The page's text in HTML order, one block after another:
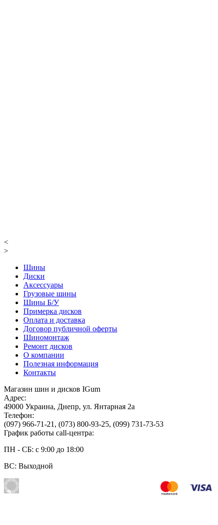
<
>
Шины
Диски
Аксессуары
Грузовые шины
Шины Б/У
Примерка дисков
Оплата и доставка
Договор публичной оферты
Шиномонтаж
Ремонт дисков
О компании
Полезная информация
Контакты
Магазин шин и дисков IGum
Адрес:
49000 Украина, Днепр, ул. Янтарная 2а
Телефон:
(097) 966-71-21 , (073) 800-93-25, (099) 731-73-53
График работы call-центра:
ПН - СБ: с 9:00 до 18:00
ВС: Выходной